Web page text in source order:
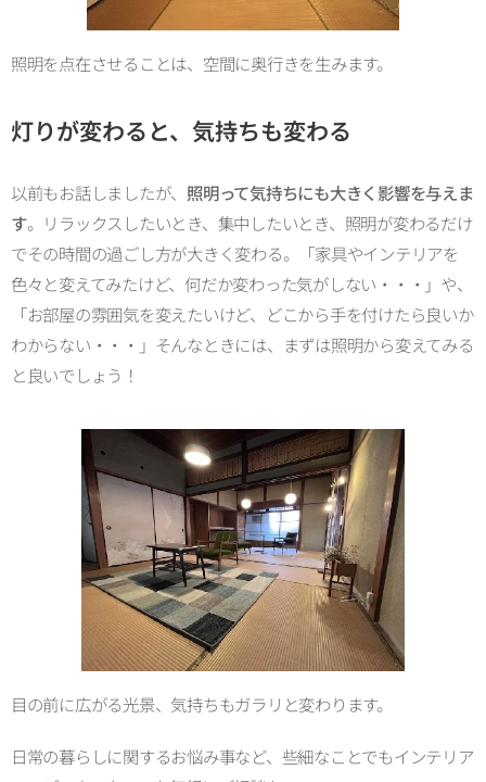
照明を点在させることは、空間に奥行きを生みます。
灯りが変わると、気持ちも変わる
以前もお話しましたが、 照明って気持ちにも大きく影響を与えま
す。リラックスしたいとき、集中したいとき、照明が変わるだけ
でその時間の過ごし方が大きく変わる。「家具やインテリアを
色々と変えてみたけど、何だか変わった気がしない・・・」や、
「お部屋の雰囲気を変えたいけど、どこから手を付けたら良いか
わからない・・・」そんなときには、まずは照明から変えてみる
と良いでしょう！
目の前に広がる光景、気持ちもガラリと変わります。
日常の暮らしに関するお悩み事など、些細なことでもインテリア